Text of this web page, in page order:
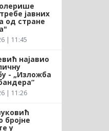
јавних
од стране
| 11:45
најавио
- „Изложба
| 11:26
бројне
у